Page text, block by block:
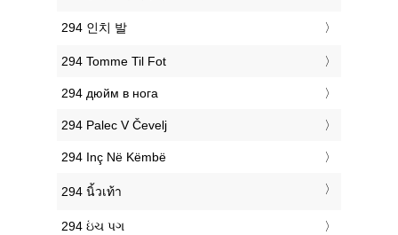
‎294 인치 발
‎294 Tomme Til Fot
‎294 дюйм в нога
‎294 Palec V Čevelj
‎294 Inç Në Këmbë
‎294 นิ้วเท้า
‎294 ઇંચ પગ